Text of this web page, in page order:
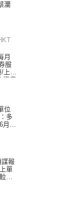
瀾
月
服
上門
資產
位
多
月批
報